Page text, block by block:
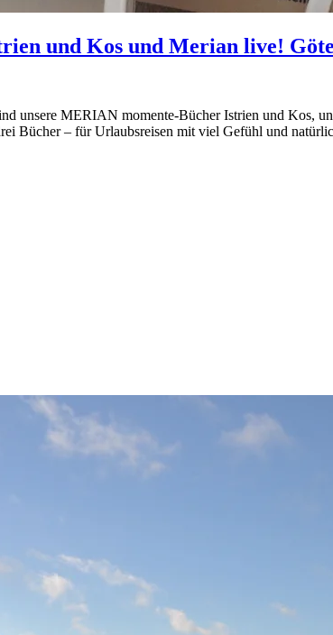
und Kos und Merian live!
unsere MERIAN momente-Bücher Istrien und
Bücher – für Urlaubsreisen mit viel Gefühl und